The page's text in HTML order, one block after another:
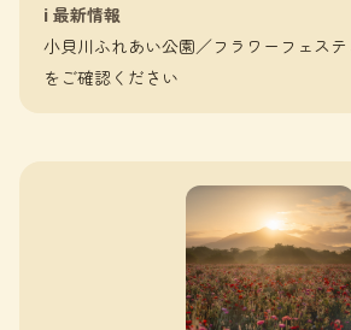
ℹ️ 最新情報
小貝川ふれあい公園／フラワーフェス
をご確認ください